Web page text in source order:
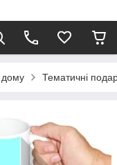
дому Тематичні